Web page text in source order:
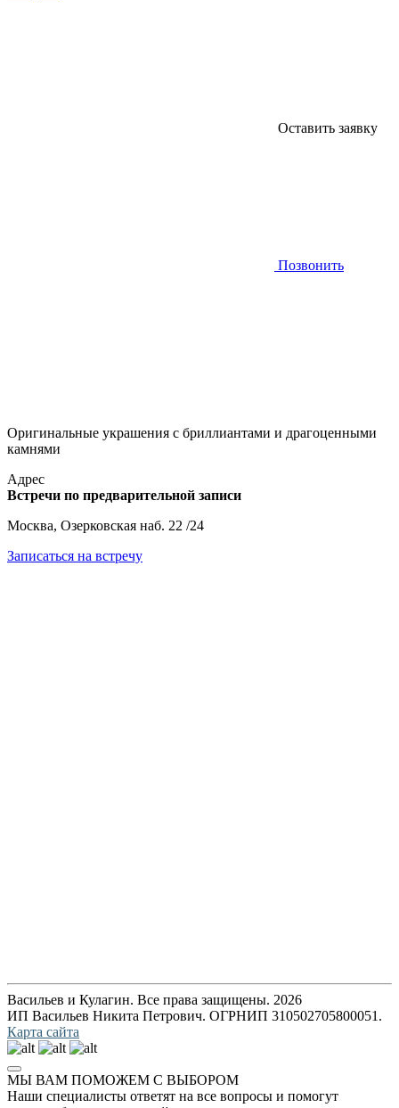
Оставить заявку
Позвонить
Оригинальные украшения с бриллиантами и драгоценными
камнями
Адрес
Встречи по предварительной записи
Москва, Озерковская наб. 22 /24
Записаться на встречу
Васильев и Кулагин. Все права защищены. 2026
ИП Васильев Никита Петрович. ОГРНИП 310502705800051.
Карта сайта
МЫ ВАМ ПОМОЖЕМ С ВЫБОРОМ
Наши специалисты ответят на все вопросы и помогут